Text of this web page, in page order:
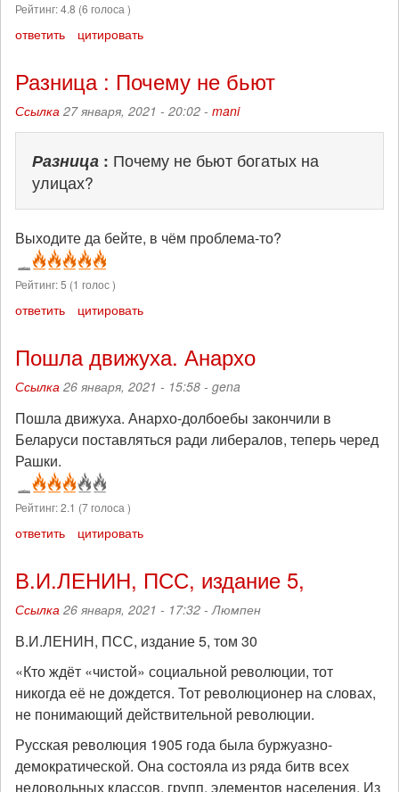
Рейтинг:4.8 (6 голоса )
ответить цитировать
Разница : Почему не бьют
Ссылка 27 января, 2021 - 20:02 - mani
Разница: Почему не бьют богатых на
улицах?
Выходите да бейте, в чём проблема-то?
Рейтинг:5 (1 голос )
ответить цитировать
Пошла движуха. Анархо
Ссылка 26 января, 2021 - 15:58 - gena
Пошла движуха. Анархо-долбоебы закончили в
Беларуси поставляться ради либералов, теперь черед
Рашки.
Рейтинг:2.1 (7голоса )
ответить цитировать
В.И.ЛЕНИН, ПСС, издание 5,
Ссылка 26 января, 2021 - 17:32 -Люмпен
В.И.ЛЕНИН, ПСС, издание 5, том 30
«Кто ждёт «чистой» социальной революции, тот
никогда её не дождется. Тот революционер на словах,
не понимающий действительной революции.
Русская революция 1905 года была буржуазно-
демократической. Она состояла из ряда битв всех
недовольных классов, групп, элементов населения. Из